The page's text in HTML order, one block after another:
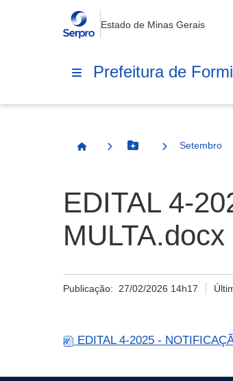
Estado de Minas Gerais
Prefeitura de
Página InicialBotão Menu
Setembro
EDITAL 4-
MULTA.docx
Publicação: 27/02/2026 14h17
EDITAL 4-2025 -